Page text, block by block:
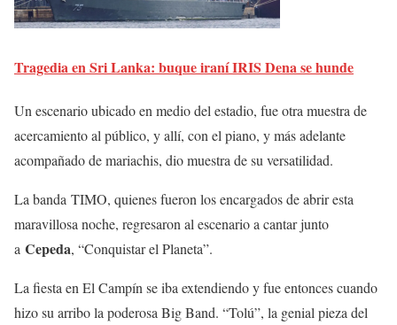
Tragedia en Sri Lanka: buque iraní IRIS Dena se hunde
Un escenario ubicado en medio del estadio, fue otra muestra de
acercamiento al público, y allí, con el piano, y más adelante
acompañado de mariachis, dio muestra de su versatilidad.
La banda TIMO, quienes fueron los encargados de abrir esta
maravillosa noche, regresaron al escenario a cantar junto
a Cepeda, “Conquistar el Planeta”.
La fiesta en El Campín se iba extendiendo y fue entonces cuando
hizo su arribo la poderosa Big Band. “Tolú”, la genial pieza del